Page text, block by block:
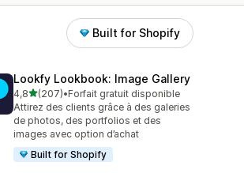
Built for Shopify
Lookfy Lookbook: Image Gallery
4,8étoile(s) sur 5
(207)
207 avis au total
•Forfait gratuit disponible
Attirez des clients grâce à des galeries
de photos, des portfolios et des
images avec option d’achat
Built for Shopify